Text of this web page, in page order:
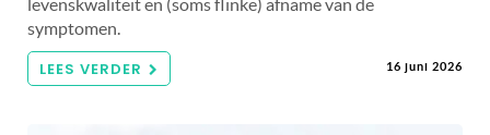
levenskwaliteit en (soms flinke) afname van de
symptomen.
LEES VERDER 16 juni 2026